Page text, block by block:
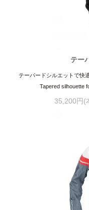
テー
テーパードシルエットで快
Tapered silhouette
35,200円(